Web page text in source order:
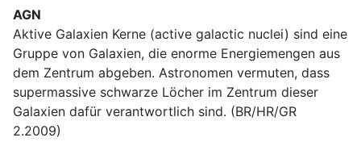
AGN
Aktive Galaxien Kerne (active galactic nuclei) sind eine
Gruppe von Galaxien, die enorme Energiemengen aus
dem Zentrum abgeben. Astronomen vermuten, dass
supermassive schwarze Löcher im Zentrum dieser
Galaxien dafür verantwortlich sind. (BR/HR/GR
2.2009)